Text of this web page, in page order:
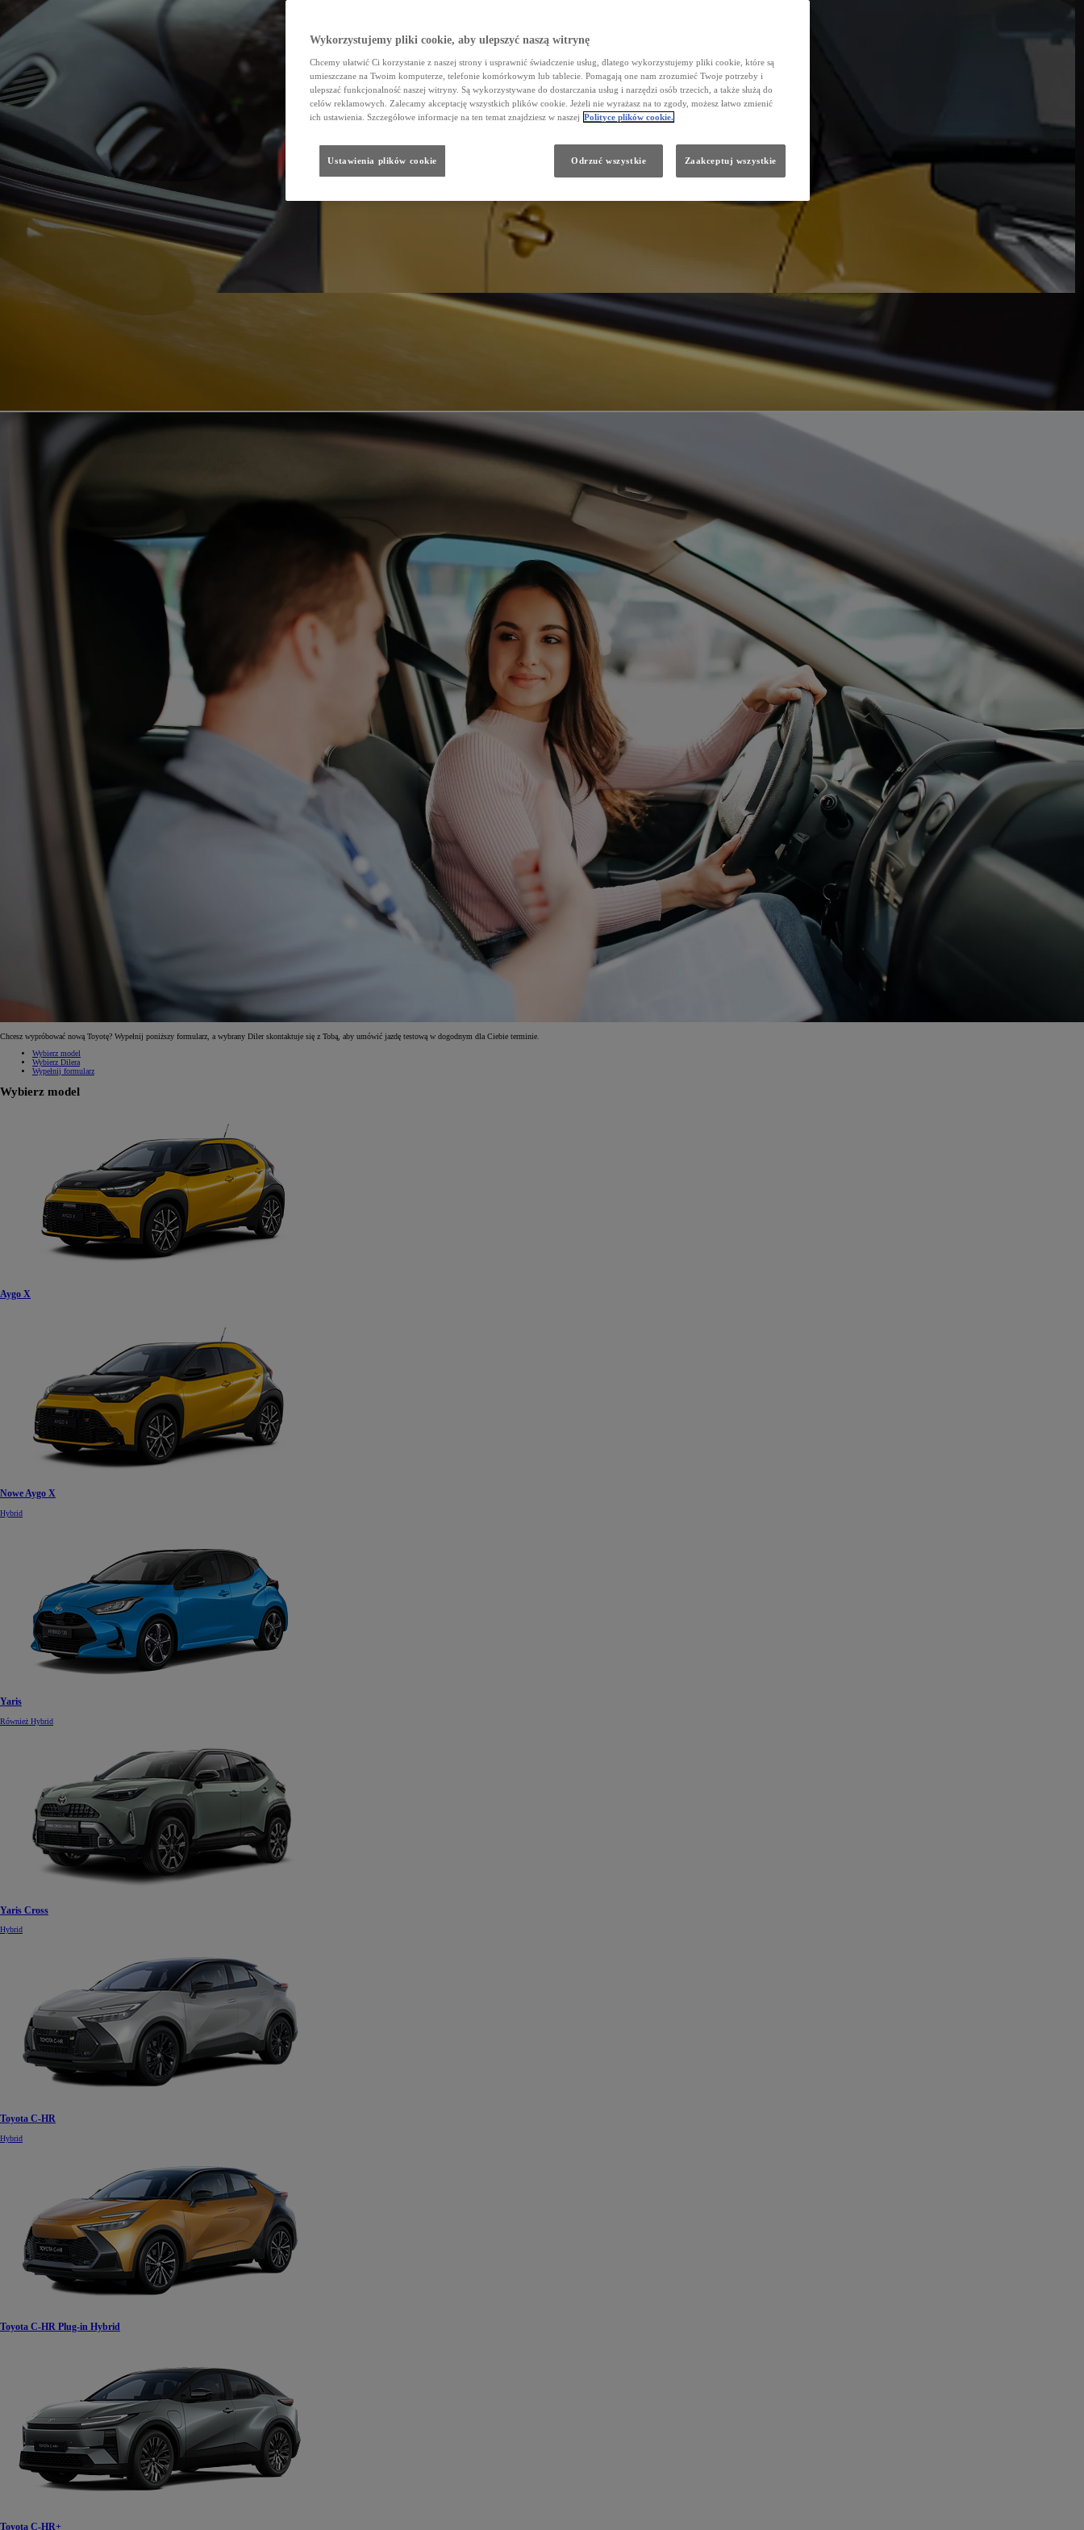
Od105 300 zł
Corolla Hatchback
HYBRID
Chcesz wypróbować nową Toyotę? Wypełnij poniższy formularz, a wybrany Diler skontaktuje się z Tobą, aby umówić jazdę testową w dogodnym dla Ciebie terminie.
Wybierz model
Wybierz Dilera
Wypełnij formularz
Wybierz model
Aygo X
Nowe Aygo X
Hybrid
Yaris
Również Hybrid
Yaris Cross
Hybrid
Toyota C-HR
Hybrid
Toyota C-HR Plug-in Hybrid
Toyota C-HR+
Wykorzystujemy pliki cookie, aby ulepszyć naszą witrynę
Chcemy ułatwić Ci korzystanie z naszej strony i usprawnić świadczenie usług, dlatego wykorzystujemy pliki cookie, które są
umieszczane na Twoim komputerze, telefonie komórkowym lub tablecie. Pomagają one nam zrozumieć Twoje potrzeby i
ulepszać funkcjonalność naszej witryny. Są wykorzystywane do dostarczania usług i narzędzi osób trzecich, a także służą do
celów reklamowych. Zalecamy akceptację wszystkich plików cookie. Jeżeli nie wyrażasz na to zgody, możesz łatwo zmienić
ich ustawienia. Szczegółowe informacje na ten temat znajdziesz w naszej Polityce plików cookie.
Ustawienia plików cookie Odrzuć wszystkie Zaakceptuj wszystkie